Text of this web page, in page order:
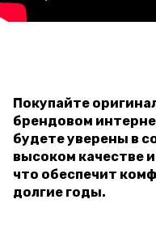
Покупайте
брендовом
будете уверены в
высоком качестве
что обеспечит
долгие годы.